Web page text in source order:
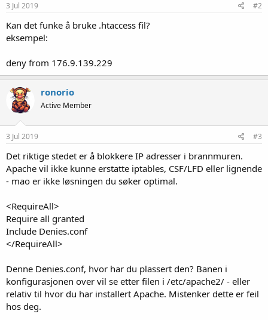
3 Jul 2019 #2
Kan det funke å bruke .htaccess fil?
eksempel:
deny from 176.9.139.229
ronorio
Active Member
3 Jul 2019 #3
Det riktige stedet er å blokkere IP adresser i brannmuren.
Apache vil ikke kunne erstatte iptables, CSF/LFD eller lignende
- mao er ikke løsningen du søker optimal.
<RequireAll>
Require all granted
Include Denies.conf
</RequireAll>
Denne Denies.conf, hvor har du plassert den? Banen i
konfigurasjonen over vil se etter filen i /etc/apache2/ - eller
relativ til hvor du har installert Apache. Mistenker dette er feil
hos deg.